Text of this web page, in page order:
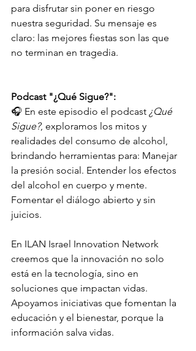
para disfrutar sin poner en riesgo
nuestra seguridad. Su mensaje es
claro: las mejores fiestas son las que
no terminan en tragedia.
Podcast "¿Qué Sigue?":
🎧 En este episodio el podcast ¿Qué
Sigue?, exploramos los mitos y
realidades del consumo de alcohol,
brindando herramientas para: Manejar
la presión social. Entender los efectos
del alcohol en cuerpo y mente.
Fomentar el diálogo abierto y sin
juicios.
En ILAN Israel Innovation Network
creemos que la innovación no solo
está en la tecnología, sino en
soluciones que impactan vidas.
Apoyamos iniciativas que fomentan la
educación y el bienestar, porque la
información salva vidas.